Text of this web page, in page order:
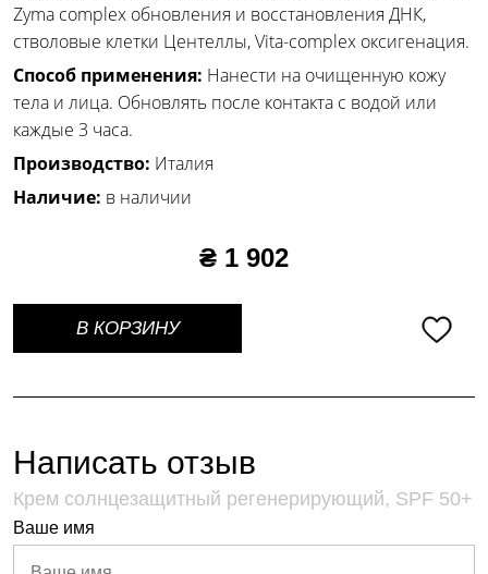
Zyma complex обновления и восстановления ДНК,
стволовые клетки Центеллы, Vita-complex оксигенация.
Способ применения: Нанести на очищенную кожу
тела и лица. Обновлять после контакта с водой или
каждые 3 часа.
Производство: Италия
Наличие: в наличии
₴ 1 902
В КОРЗИНУ
Написать отзыв
Крем солнцезащитный регенерирующий, SPF 50+
Ваше имя